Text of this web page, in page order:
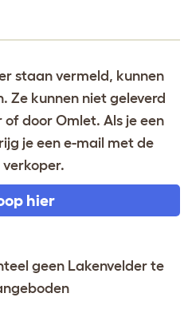
staan vermeld, kunnen
Ze kunnen niet geleverd
door Omlet. Als je een
je een e-mail met de
hier
geen Lakenvelder te